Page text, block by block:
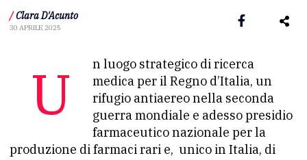
/ Clara D'Acunto
30 APRILE 2025
Un luogo strategico di ricerca
medica per il Regno d’Italia, un
rifugio antiaereo nella seconda
guerra mondiale e adesso presidio
farmaceutico nazionale per la
produzione di farmaci rari e, unico in Italia, di